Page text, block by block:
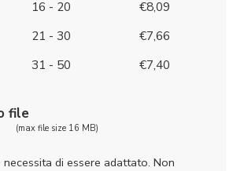
16 - 20 €8,09
21 - 30 €7,66
31 - 50 €7,40
file
(max file size 16 MB)
di essere adattato. Non